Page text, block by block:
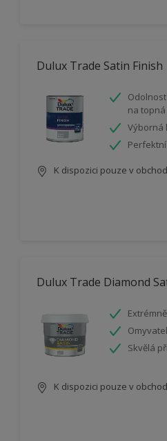
Dulux Trade Satin Finish
na
Výborná
K dispozici pouze v
Dulux Trade Diamond
Skvělá
K dispozici pouze v